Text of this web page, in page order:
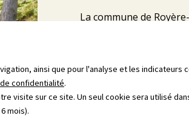
La commune de
Général, ont choisi de
leur ressource en eau
Le contexte
Millevaches.
ainsi que pour l'analyse et les indicateurs
confidentialité.
visite sur ce site. Un seul cookie sera utilisé
mois).